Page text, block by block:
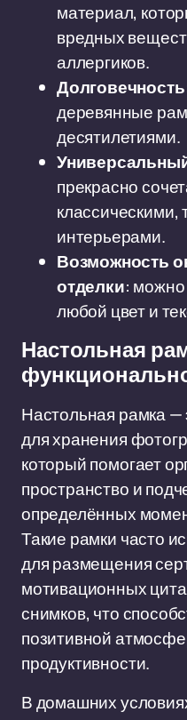
материал,
вредных
аллергиков.
Долговечность
деревянные
десятилетиями.
прекрасно
классическими,
интерьерами.
Возможность
отделки: можно
любой цвет и
Настольная
Настольная рамка —
для хранения
который помогает
пространство и
определённых
Такие рамки часто
для размещения
мотивационных
снимков, что
позитивной
продуктивности.
В домашних